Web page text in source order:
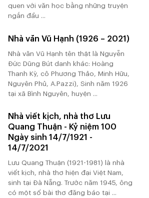
quen với văn học bằng những truyện
ngắn đầu ...
Nhà văn Vũ Hạnh (1926 – 2021)
Nhà văn Vũ Hạnh tên thật là Nguyễn
Đức Dũng Bút danh khác: Hoàng
Thanh Kỳ, cô Phương Thảo, Minh Hữu,
Nguyên Phủ, A.Pazzi), Sinh năm 1926
tại xã Bình Nguyên, huyện ...
Nhà viết kịch, nhà thơ Lưu
Quang Thuận - Kỷ niệm 100
Ngày sinh 14/7/1921 -
14/7/2021
Lưu Quang Thuận (1921-1981) là nhà
viết kịch, nhà thơ hiện đại Việt Nam,
sinh tại Đà Nẵng. Trước năm 1945, ông
có một số bài thơ đăng báo tại ...